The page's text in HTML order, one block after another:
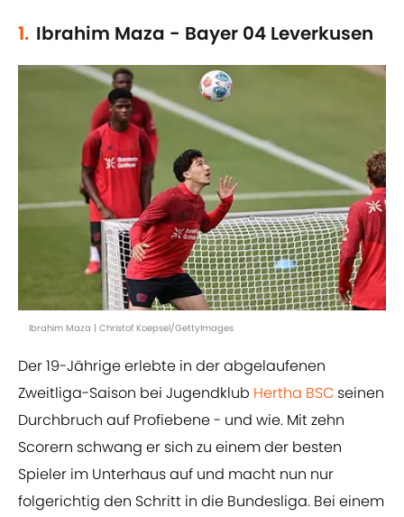
1. Ibrahim Maza - Bayer 04 Leverkusen
Ibrahim Maza | Christof Koepsel/GettyImages
Der 19-Jährige erlebte in der abgelaufenen
Zweitliga-Saison bei Jugendklub Hertha BSC seinen
Durchbruch auf Profiebene - und wie. Mit zehn
Scorern schwang er sich zu einem der besten
Spieler im Unterhaus auf und macht nun nur
folgerichtig den Schritt in die Bundesliga. Bei einem